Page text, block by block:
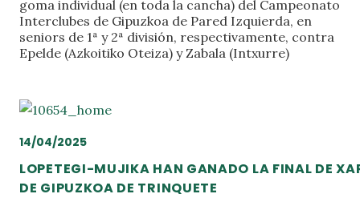
goma individual (en toda la cancha) del Campeonato
Interclubes de Gipuzkoa de Pared Izquierda, en
seniors de 1ª y 2ª división, respectivamente, contra
Epelde (Azkoitiko Oteiza) y Zabala (Intxurre)
14/04/2025
LOPETEGI-MUJIKA HAN GANADO LA FINAL DE
DE GIPUZKOA DE TRINQUETE